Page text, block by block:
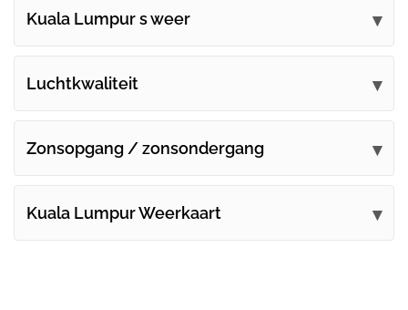
Kuala Lumpur s weer
Luchtkwaliteit
Zonsopgang / zonsondergang
Kuala Lumpur Weerkaart